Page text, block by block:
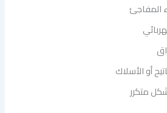
المفاجئ
أو الأسلاك
متكرر